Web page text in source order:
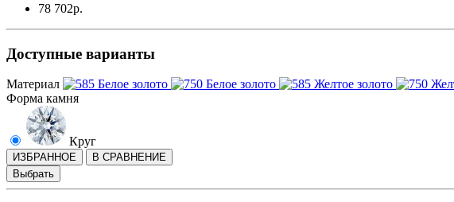
78 702р.
Доступные варианты
Материал
Форма камня
Круг
ИЗБРАННОЕ
В СРАВНЕНИЕ
Выбрать